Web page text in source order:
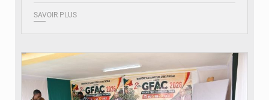
SAVOIR PLUS